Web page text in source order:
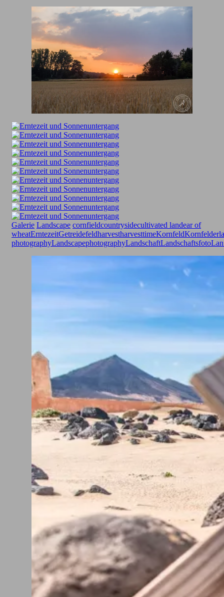
Galerie Landscape cornfieldcountrysidecultivated landear of
wheatErntezeitGetreidefeldharvestharvesttimeKornfeldKornfelder
photographyLandscapephotographyLandschaftLandschaftsfoto